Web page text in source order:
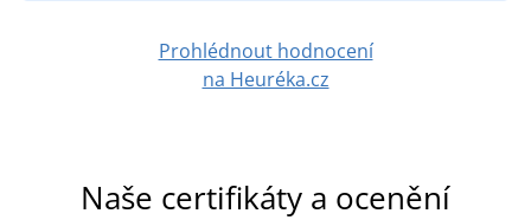
Prohlédnout hodnocení
na Heuréka.cz
Naše certifikáty a ocenění